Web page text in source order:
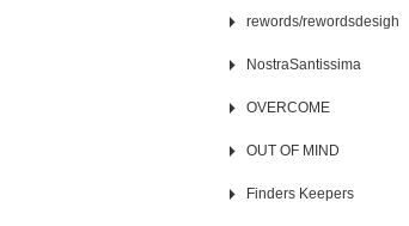
rewords/rewordsdesigh
NostraSantissima
OVERCOME
OUT OF MIND
Finders Keepers